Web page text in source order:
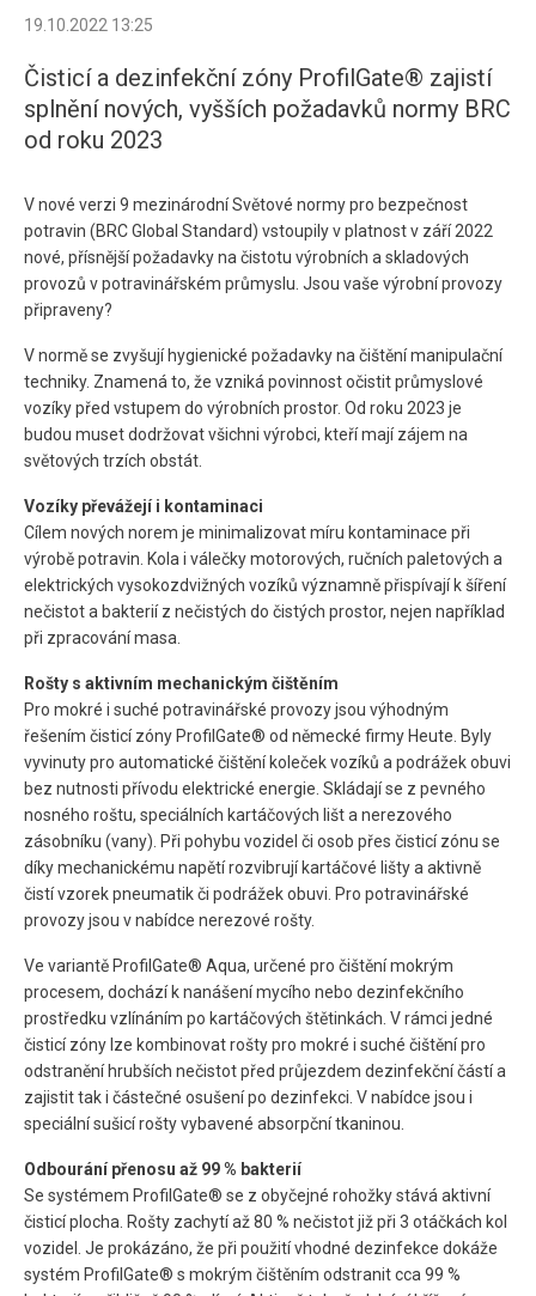
19.10.2022 13:25
Čisticí a dezinfekční zóny ProfilGate® zajistí
splnění nových, vyšších požadavků normy BRC
od roku 2023
V nové verzi 9 mezinárodní Světové normy pro bezpečnost
potravin (BRC Global Standard) vstoupily v platnost v září 2022
nové, přísnější požadavky na čistotu výrobních a skladových
provozů v potravinářském průmyslu. Jsou vaše výrobní provozy
připraveny?
V normě se zvyšují hygienické požadavky na čištění manipulační
techniky. Znamená to, že vzniká povinnost očistit průmyslové
vozíky před vstupem do výrobních prostor. Od roku 2023 je
budou muset dodržovat všichni výrobci, kteří mají zájem na
světových trzích obstát.
Vozíky převážejí i kontaminaci
Cílem nových norem je minimalizovat míru kontaminace při
výrobě potravin. Kola i válečky motorových, ručních paletových a
elektrických vysokozdvižných vozíků významně přispívají k šíření
nečistot a bakterií z nečistých do čistých prostor, nejen například
při zpracování masa.
Rošty s aktivním mechanickým čištěním
Pro mokré i suché potravinářské provozy jsou výhodným
řešením čisticí zóny ProfilGate® od německé firmy Heute. Byly
vyvinuty pro automatické čištění koleček vozíků a podrážek obuvi
bez nutnosti přívodu elektrické energie. Skládají se z pevného
nosného roštu, speciálních kartáčových lišt a nerezového
zásobníku (vany). Při pohybu vozidel či osob přes čisticí zónu se
díky mechanickému napětí rozvibrují kartáčové lišty a aktivně
čistí vzorek pneumatik či podrážek obuvi. Pro potravinářské
provozy jsou v nabídce nerezové rošty.
Ve variantě ProfilGate® Aqua, určené pro čištění mokrým
procesem, dochází k nanášení mycího nebo dezinfekčního
prostředku vzlínáním po kartáčových štětinkách. V rámci jedné
čisticí zóny lze kombinovat rošty pro mokré i suché čištění pro
odstranění hrubších nečistot před průjezdem dezinfekční částí a
zajistit tak i částečné osušení po dezinfekci. V nabídce jsou i
speciální sušicí rošty vybavené absorpční tkaninou.
Odbourání přenosu až 99 % bakterií
Se systémem ProfilGate® se z obyčejné rohožky stává aktivní
čisticí plocha. Rošty zachytí až 80 % nečistot již při 3 otáčkách kol
vozidel. Je prokázáno, že při použití vhodné dezinfekce dokáže
systém ProfilGate® s mokrým čištěním odstranit cca 99 %